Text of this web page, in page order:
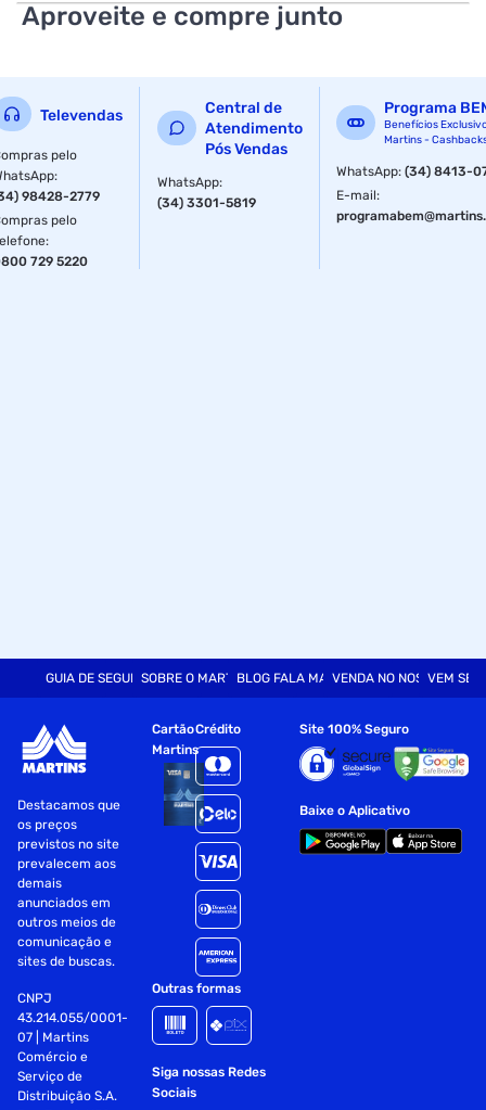
Aproveite e compre junto
Televendas
pelo
:
98428-2779
pelo
:
729 5220
Central de
Atendimento
Pós Vendas
WhatsApp:
(34) 3301-5819
Programa
Benefícios
Martins -
WhatsApp:(34) 8413-
E-mail:
GUIA DE SEGURANÇASOBRE O MARTINSBLOG FALA MARTVENDA NO NOSSO SITE
VEM SER
Destacamos que
os preços
previstos no site
prevalecem aos
demais
anunciados em
outros meios de
comunicação e
sites de buscas.
CNPJ
43.214.055/0001-
07 | Martins
Comércio e
Serviço de
Distribuição S.A.
Cartão
Martins
Crédito
Outras formas
Siga nossas Redes
Sociais
Site 100% Seguro
Baixe o Aplicativo